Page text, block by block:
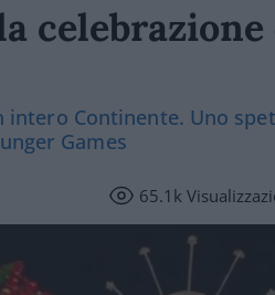
Continente. Uno
Games
65.1k